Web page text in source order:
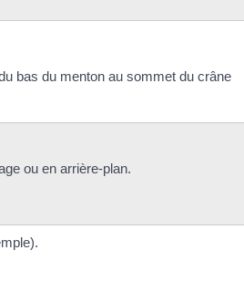
bas du menton au sommet du crâne
ou en arrière-plan.